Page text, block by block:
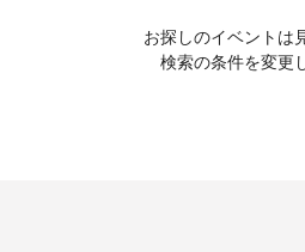
お探しのイベントは
検索の条件を変更